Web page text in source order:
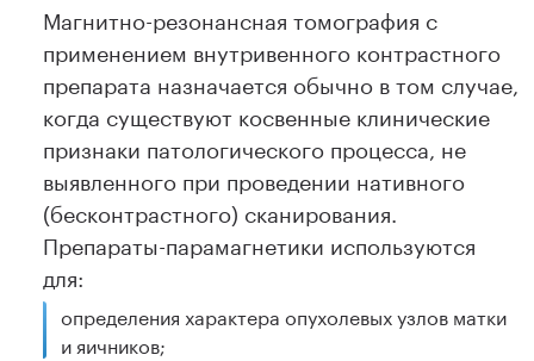
Магнитно-резонансная томография с
применением внутривенного контрастного
препарата назначается обычно в том случае,
когда существуют косвенные клинические
признаки патологического процесса, не
выявленного при проведении нативного
(бесконтрастного) сканирования.
Препараты-парамагнетики используются
для:
определения характера опухолевых узлов матки
и яичников;